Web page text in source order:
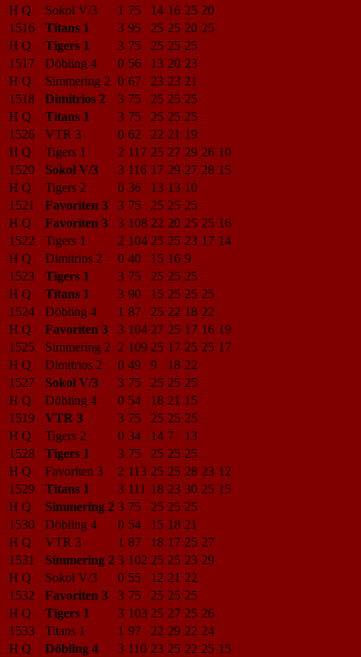
H Q
Sokol V/3 1 75 14 16 25 20
1516
Titans 1 3 95 25 25 20 25
H Q
Tigers 1 3 75 25 25 25
1517
Döbling 4 0 56 13 20 23
H Q
Simmering 2 0 67 23 23 21
1518
Dimitrios 2 3 75 25 25 25
H Q
Titans 1 3 75 25 25 25
1526
VTR 3 0 62 22 21 19
H Q
Tigers 1 2 117 25 27 29 26 10
1520
Sokol V/3 3 116 17 29 27 28 15
H Q
Tigers 2 0 36 13 13 10
1521
Favoriten 3 3 75 25 25 25
H Q
Favoriten 3 3 108 22 20 25 25 16
1522
Tigers 1 2 104 25 25 23 17 14
H Q
Dimitrios 2 0 40 15 16 9
1523
Tigers 1 3 75 25 25 25
H Q
Titans 1 3 90 15 25 25 25
1524
Döbling 4 1 87 25 22 18 22
H Q
Favoriten 3 3 104 27 25 17 16 19
1525
Simmering 2 2 109 25 17 25 25 17
H Q
Dimitrios 2 0 49 9 18 22
1527
Sokol V/3 3 75 25 25 25
H Q
Döbling 4 0 54 18 21 15
1519
VTR 3 3 75 25 25 25
H Q
Tigers 2 0 34 14 7
13
1528
Tigers 1 3 75 25 25 25
H Q
Favoriten 3 2 113 25 25 28 23 12
1529
Titans 1 3 111 18 23 30 25 15
H Q
Simmering 2 3 75 25 25 25
1530
Döbling 4 0 54 15 18 21
H Q
VTR 3 1 87 18 17 25 27
1531
Simmering 2 3 102 25 25 23 29
H Q
Sokol V/3 0 55 12 21 22
1532
Favoriten 3 3 75 25 25 25
H Q
Tigers 1 3 103 25 27 25 26
1533
Titans 1 1 97 22 29 22 24
H Q
Döbling 4 3 110 23 25 22 25 15